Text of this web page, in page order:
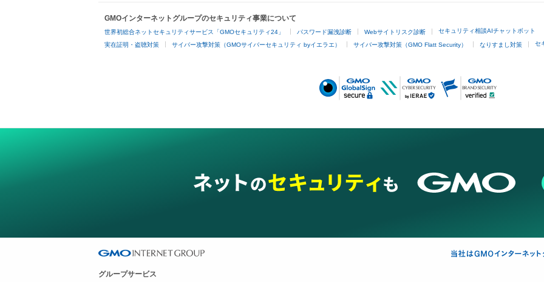
ーー展示会/即売会等にも参加しています。
GMOインターネットグループのセキュリティ事業について
世界初総合ネットセキュリティサービス「GMOセキュリティ24」 パスワード漏洩診断 Webサイトリスク診断 セキュリティ相談AIチャットボット
実在証明・盗聴対策 サイバー攻撃対策（GMOサイバーセキュリティ byイエラエ） サイバー攻撃対策（GMO Flatt Security） なりすまし対策 セ
グループサービス